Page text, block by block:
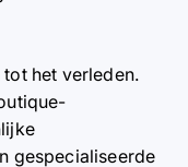
het verleden.
gespecialiseerde